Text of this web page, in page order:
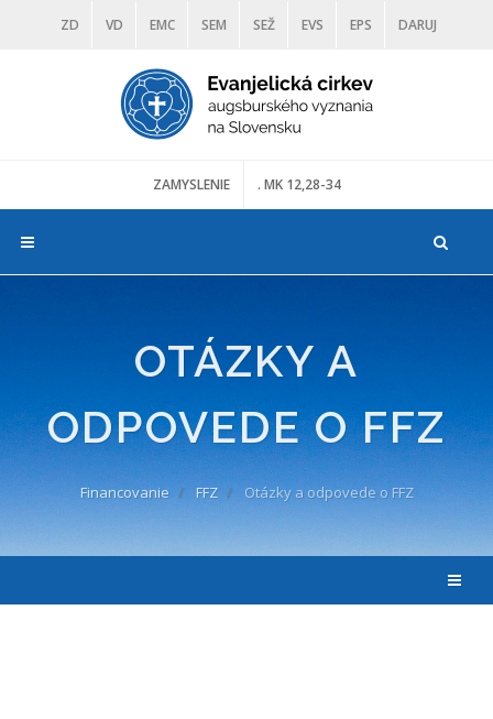
ZD VD EMC SEM SEŽ EVS EPS DARUJ
DIAKONIA ŠKOLY TRANOSCIUS
ZAMYSLENIE . MK 12,28-34
OTÁZKY A
ODPOVEDE O FFZ
Financovanie FFZ Otázky a odpovede o FFZ